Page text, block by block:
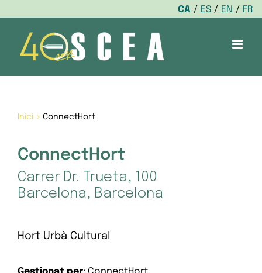
CA ES EN
FR
content
Inici> ConnectHort
ConnectHort
Carrer Dr. Trueta, 100
Barcelona, Barcelona
Hort Urbà Cultural